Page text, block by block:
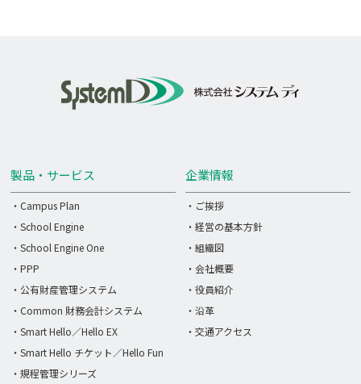
製品・サービス
・Campus Plan
・School Engine
・School Engine One
・PPP
・公有財産管理システム
・Common 財務会計システム
・Smart Hello／Hello EX
・Smart Hello チケット／Hello Fun
・規程管理シリーズ
企業情報
・ご挨拶
・経営の基本方針
・組織図
・会社概要
・役員紹介
・沿革
・交通アクセス